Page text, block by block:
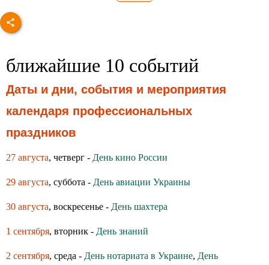
ближайшие 10 событий
Даты и дни, события и мероприятия
календаря профессиональных
праздников
27 августа, четверг - День кино России
29 августа, суббота - День авиации Украины
30 августа, воскресенье - День шахтера
1 сентября, вторник - День знаний
2 сентября, среда - День нотариата в Украине, День